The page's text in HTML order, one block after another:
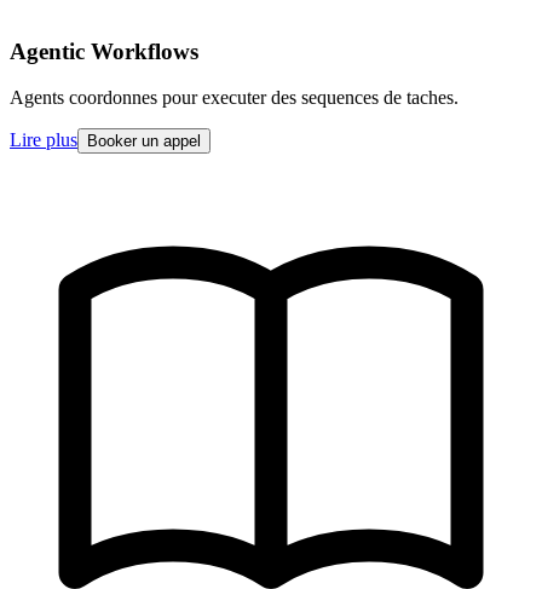
Agentic Workflows
Agents coordonnes pour executer des sequences de taches.
Lire plus Booker un appel